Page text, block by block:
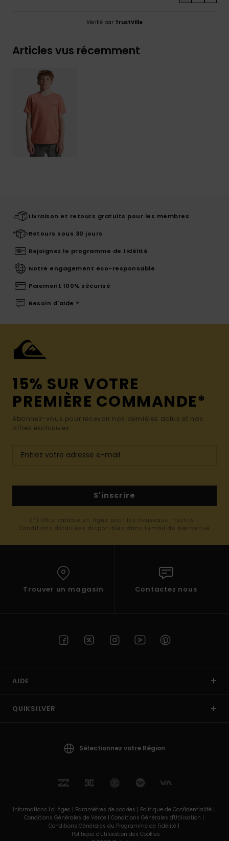
Vérifié par TrustVille
Articles vus récemment
Livraison et retours gratuits pour les membres
Retours sous 30 jours
Rejoignez le programme de fidélité
Notre engagement eco-responsable
Paiement 100% sécurisé
Besoin d'aide ?
15% SUR VOTRE
PREMIÈRE COMMANDE*
Abonnez-vous pour recevoir nos dernières actus et nos
offres exclusives.
S'inscrire
(*) Offre valable en ligne pour les nouveaux inscrits -
Conditions détaillées disponibles dans l'email de bienvenue
Trouver un magasin Contactez nous
AIDE
QUIKSILVER
Sélectionnez votre Région
Informations Loi Agec | Paramètres de cookies | Politique de Confidentialité |
Conditions Générales de Vente | Conditions Générales d'Utilisation |
Conditions Générales du Programme de Fidélité |
Politique d'Utilisation des Cookies